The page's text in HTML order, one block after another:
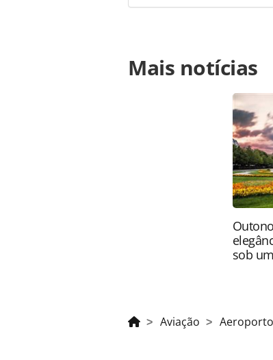
https://
presenteia-clientes-com-
página. Todo o conteúdo
brasileira sobre direito
PANROTAS Editora
Mais notícias
sob
Aviação